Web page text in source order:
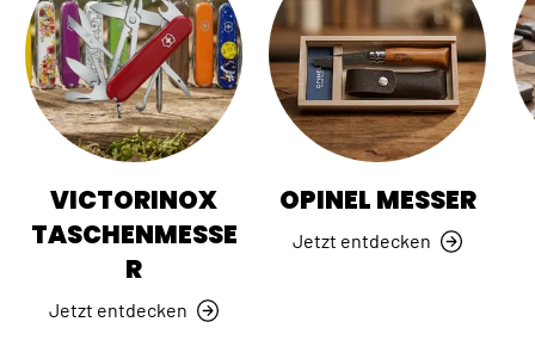
VICTORINOX
TASCHENMESSE
R
Jetzt entdecken
OPINEL MESSER
Jetzt entdecken